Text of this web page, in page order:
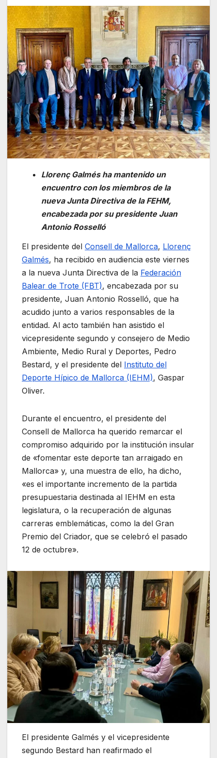
Llorenç Galmés ha mantenido un
encuentro con los miembros de la
nueva Junta Directiva de la FEHM,
encabezada por su presidente Juan
Antonio Rosselló
El presidente del Consell de Mallorca, Llorenç
Galmés, ha recibido en audiencia este viernes
a la nueva Junta Directiva de la Federación
Balear de Trote (FBT), encabezada por su
presidente, Juan Antonio Rosselló, que ha
acudido junto a varios responsables de la
entidad. Al acto también han asistido el
vicepresidente segundo y consejero de Medio
Ambiente, Medio Rural y Deportes, Pedro
Bestard, y el presidente del Instituto del
Deporte Hípico de Mallorca (IEHM), Gaspar
Oliver.
Durante el encuentro, el presidente del
Consell de Mallorca ha querido remarcar el
compromiso adquirido por la institución insular
de «fomentar este deporte tan arraigado en
Mallorca» y, una muestra de ello, ha dicho,
«es el importante incremento de la partida
presupuestaria destinada al IEHM en esta
legislatura, o la recuperación de algunas
carreras emblemáticas, como la del Gran
Premio del Criador, que se celebró el pasado
12 de octubre».
El presidente Galmés y el vicepresidente
segundo Bestard han reafirmado el